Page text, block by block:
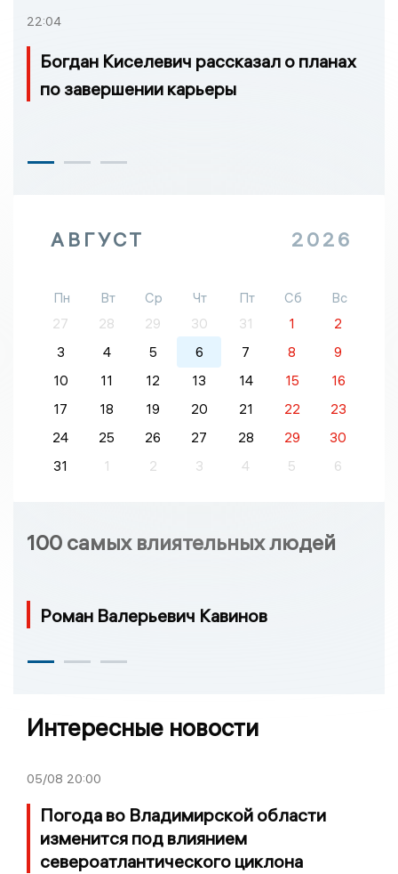
22:04
Богдан Киселевич рассказал о планах
по завершении карьеры
АВГУСТ 2026
Пн Вт Ср Чт Пт Сб
Вс
27
28 29 30 31 1
2
3
4 5 6 7 8
9
10
11 12 13 14 15
16
17
18 19 20 21 22
23
24
25 26 27 28 29
30
31
1 2 3 4 5 6
100 самых влиятельных людей
Роман Валерьевич Кавинов
Интересные новости
05/08 20:00
Погода во Владимирской области
изменится под влиянием
североатлантического циклона